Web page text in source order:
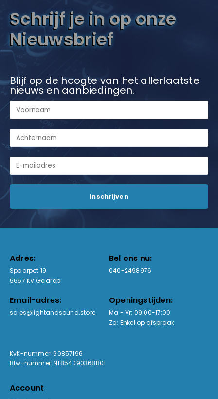
Schrijf je in op onze
Nieuwsbrief
Blijf op de hoogte van het allerlaatste
nieuws en aanbiedingen.
Adres:
Spaarpot 19
5667 KV Geldrop
Bel ons nu:
040-2498976
Email-adres:
sales@lightandsound.store
Openingstijden:
Ma - Vr: 09:00-17:00
Za: Enkel op afspraak
KvK-nummer: 60857196
Btw-nummer: NL854090368B01
Account